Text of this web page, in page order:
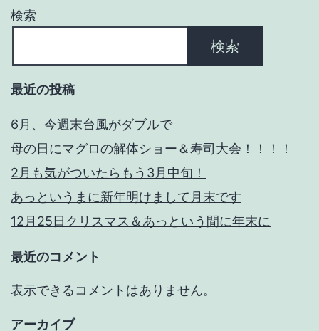
す
ね。
検索
検索
最近の投稿
6月、今週末台風がダブルで
母の日にマグロの解体ショー＆寿司大会！！！！
2月も気がついたらもう3月中旬！
あっというまに新年明けまして月末です
12月25日クリスマス＆あっという間に年末に
最近のコメント
表示できるコメントはありません。
アーカイブ